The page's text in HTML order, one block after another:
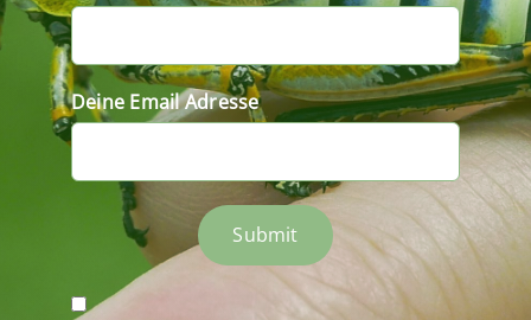
Deine Email Adresse
Submit